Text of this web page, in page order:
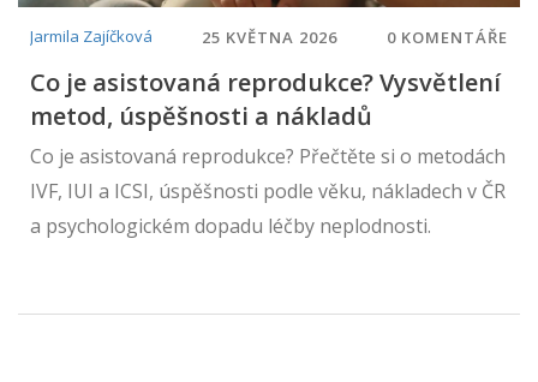
Jarmila Zajíčková 25 KVĚTNA 2026 0 KOMENTÁŘE
Co je asistovaná reprodukce? Vysvětlení
metod, úspěšnosti a nákladů
Co je asistovaná reprodukce? Přečtěte si o metodách
IVF, IUI a ICSI, úspěšnosti podle věku, nákladech v ČR
a psychologickém dopadu léčby neplodnosti.